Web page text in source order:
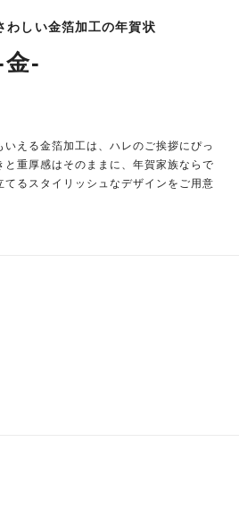
わしい金箔加工の年賀状
-
いえる金箔加工は、ハレのご挨拶にぴっ
と重厚感はそのままに、年賀家族ならで
てるスタイリッシュなデザインをご用意